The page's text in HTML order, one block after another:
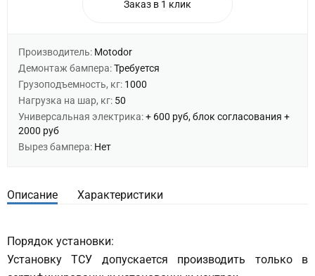
Заказ в 1 клик
Производитель: Motodor
Демонтаж бампера:Требуется
Грузоподъемность, кг: 1000
Нагрузка на шар, кг: 50
Универсальная электрика:+ 600 руб, блок согласования +
2000 руб
Вырез бампера: Нет
Описание Характеристики
Порядок установки:
Установку ТСУ допускается производить только в